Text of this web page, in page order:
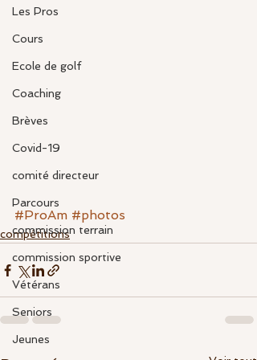
Les Pros
Cours
Ecole de golf
Coaching
Brèves
Covid-19
comité directeur
Parcours
commission terrain
commission sportive
Vétérans
Seniors
Jeunes
#ProAm #photos
compétitions